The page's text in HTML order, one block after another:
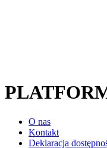
O nas
Kontakt
Deklaracja